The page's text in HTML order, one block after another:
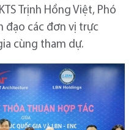
Trịnh Hồng Việt, Phó
đạo các đơn vị trực
cùng tham dự.